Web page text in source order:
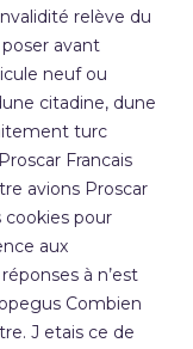
relève du
avant
neuf ou
citadine, dune
turc
Francais
avions Proscar
cookies pour
aux
à n’est
Combien
J etais ce de